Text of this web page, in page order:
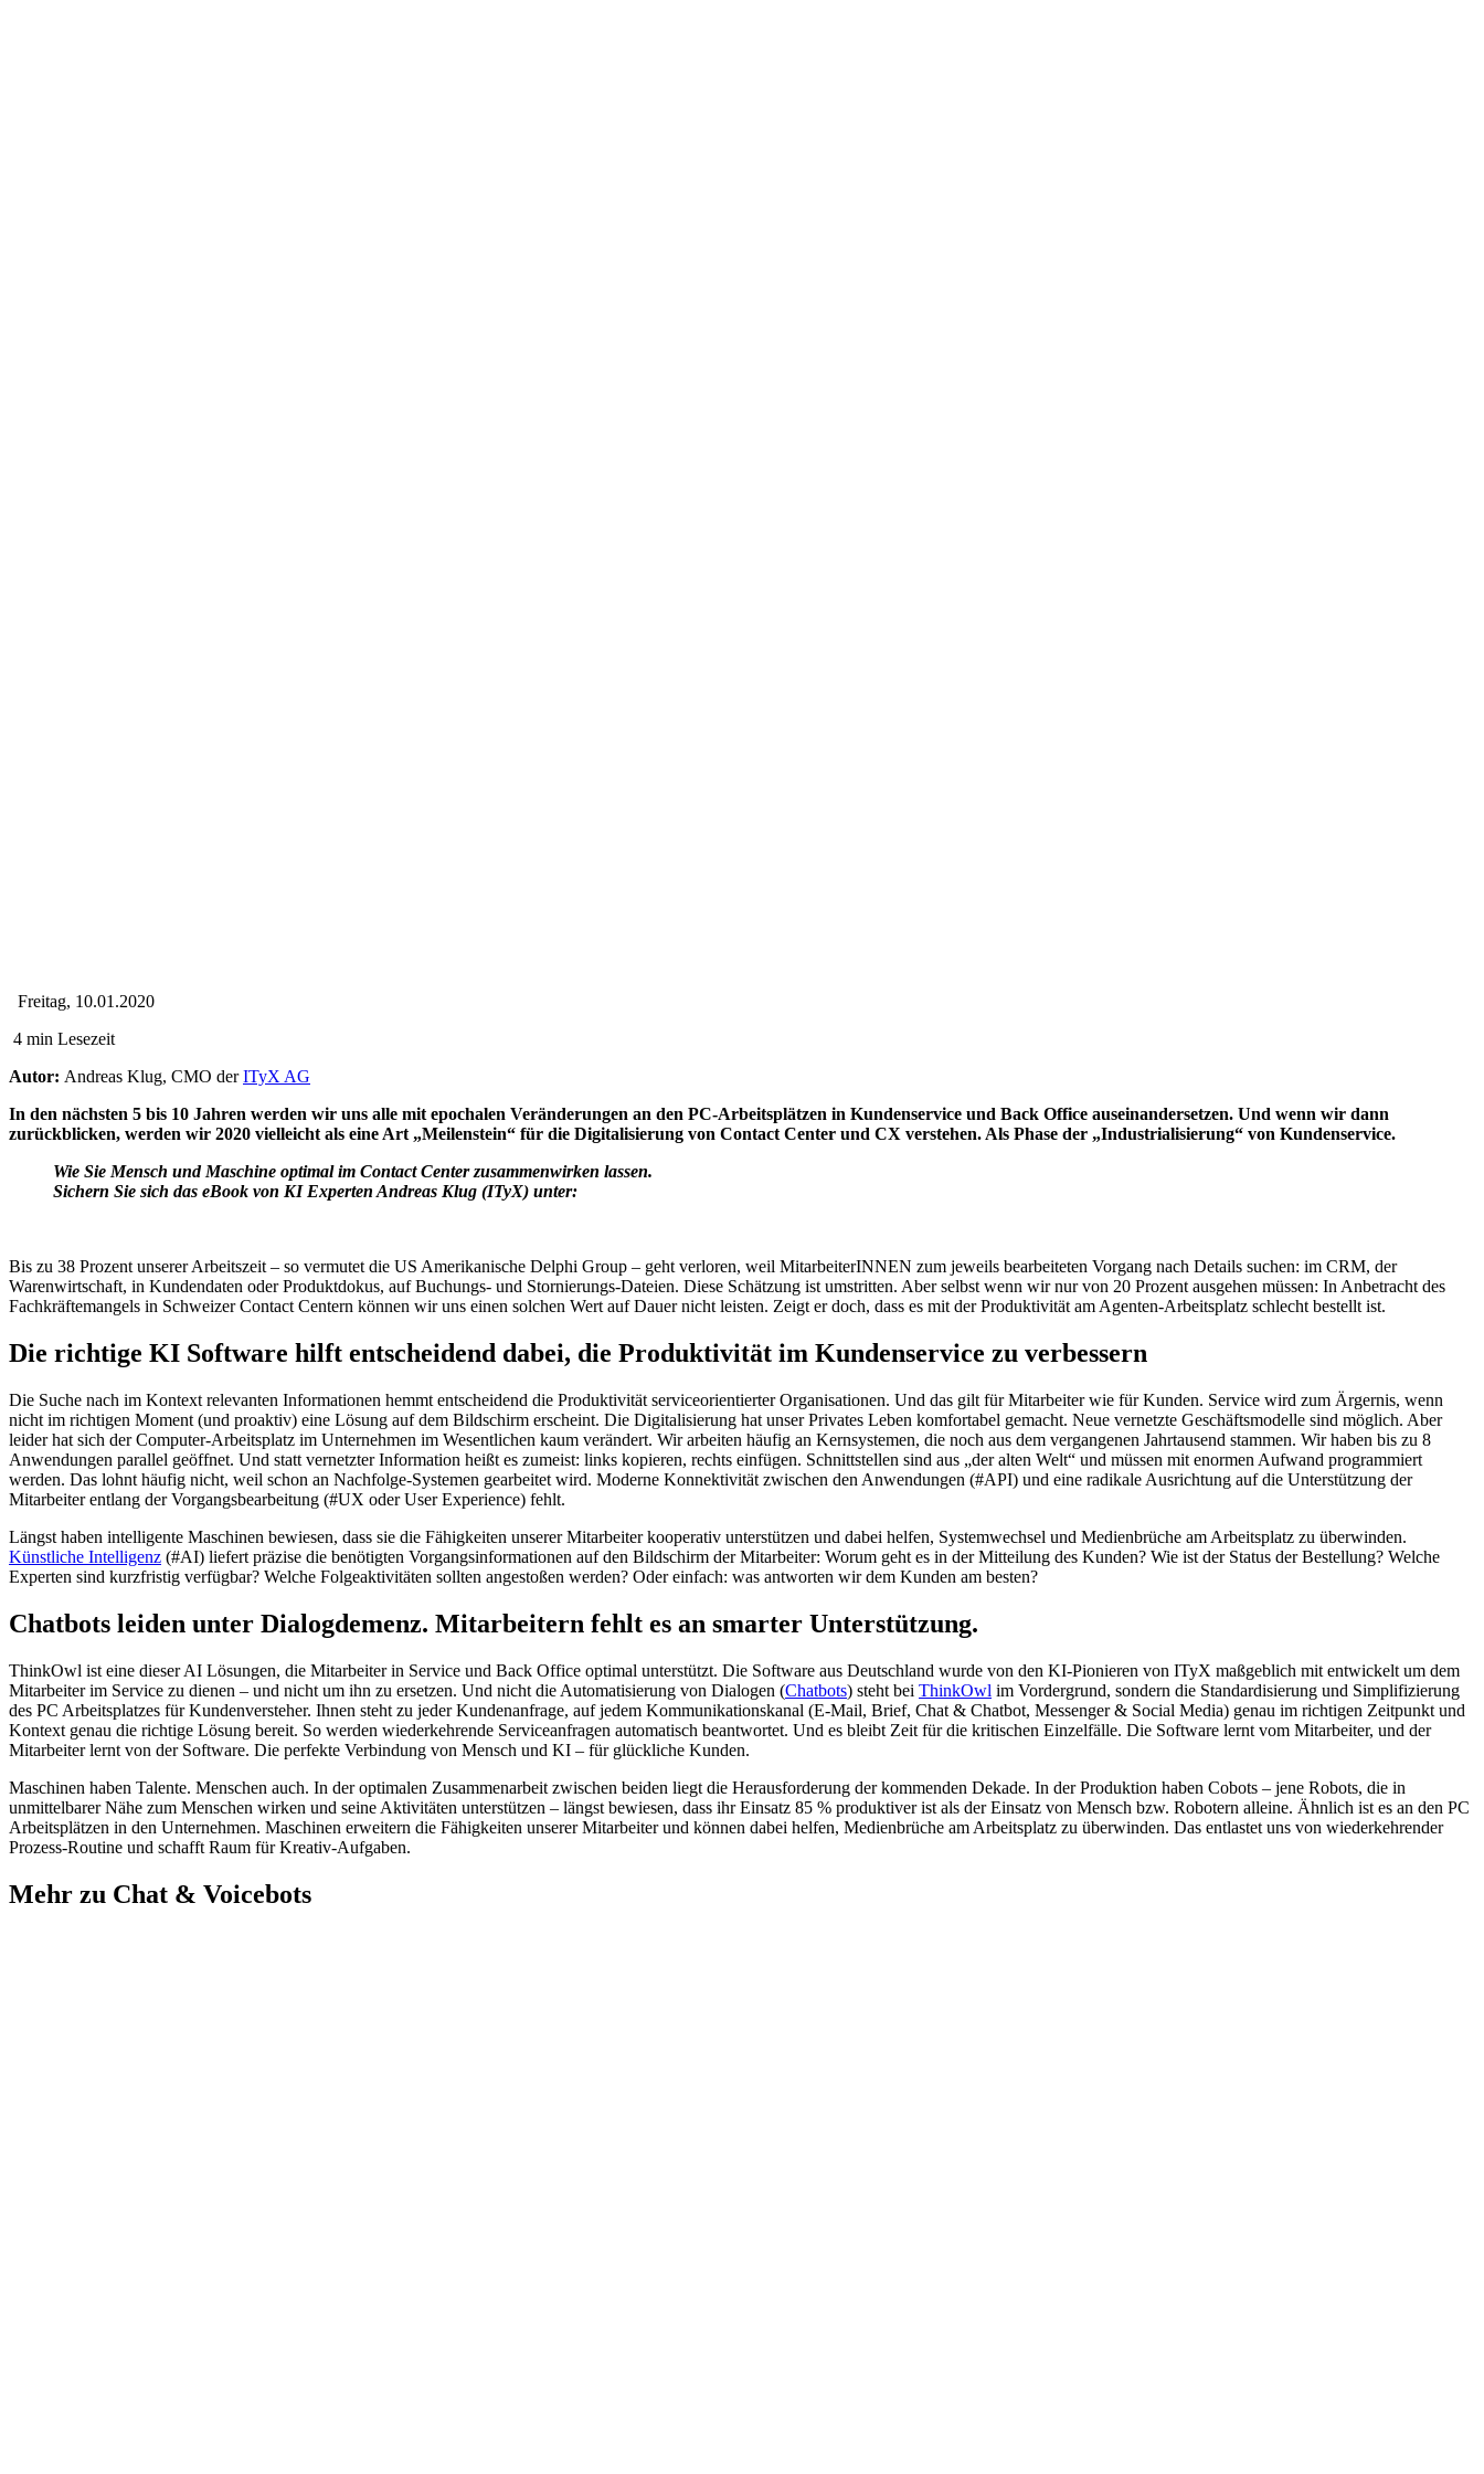
Freitag, 10.01.2020
4 min Lesezeit
Autor: Andreas Klug, CMO derITyX AG
In den nächsten 5 bis 10 Jahren werden wir uns alle mit epochalen Veränderungen an den PC-Arbeitsplätzen in Kundenservice und Back Office auseinandersetzen. Und wenn wir dann
zurückblicken, werden wir 2020 vielleicht als eine Art „Meilenstein“ für die Digitalisierung von Contact Center und CX verstehen. Als Phase der „Industrialisierung“ von Kundenservice.
Wie Sie Mensch und Maschine optimal im Contact Center zusammenwirken lassen.
Sichern Sie sich das eBook von KI Experten Andreas Klug (ITyX) unter:
Bis zu 38 Prozent unserer Arbeitszeit – so vermutet die US Amerikanische Delphi Group – geht verloren, weil MitarbeiterINNEN zum jeweils bearbeiteten Vorgang nach Details suchen: im CRM, der
Warenwirtschaft, in Kundendaten oder Produktdokus, auf Buchungs- und Stornierungs-Dateien. Diese Schätzung ist umstritten. Aber selbst wenn wir nur von 20 Prozent ausgehen müssen: In Anbetracht des
Fachkräftemangels in Schweizer Contact Centern können wir uns einen solchen Wert auf Dauer nicht leisten. Zeigt er doch, dass es mit der Produktivität am Agenten-Arbeitsplatz schlecht bestellt ist.
Die richtige KI Software hilft entscheidend dabei, die Produktivität im Kundenservice zu verbessern
Die Suche nach im Kontext relevanten Informationen hemmt entscheidend die Produktivität serviceorientierter Organisationen. Und das gilt für Mitarbeiter wie für Kunden. Service wird zum Ärgernis, wenn
nicht im richtigen Moment (und proaktiv) eine Lösung auf dem Bildschirm erscheint. Die Digitalisierung hat unser Privates Leben komfortabel gemacht. Neue vernetzte Geschäftsmodelle sind möglich. Aber
leider hat sich der Computer-Arbeitsplatz im Unternehmen im Wesentlichen kaum verändert. Wir arbeiten häufig an Kernsystemen, die noch aus dem vergangenen Jahrtausend stammen. Wir haben bis zu 8
Anwendungen parallel geöffnet. Und statt vernetzter Information heißt es zumeist: links kopieren, rechts einfügen. Schnittstellen sind aus „der alten Welt“ und müssen mit enormen Aufwand programmiert
werden. Das lohnt häufig nicht, weil schon an Nachfolge-Systemen gearbeitet wird. Moderne Konnektivität zwischen den Anwendungen (#API) und eine radikale Ausrichtung auf die Unterstützung der
Mitarbeiter entlang der Vorgangsbearbeitung (#UX oder User Experience) fehlt.
Längst haben intelligente Maschinen bewiesen, dass sie die Fähigkeiten unserer Mitarbeiter kooperativ unterstützen und dabei helfen, Systemwechsel und Medienbrüche am Arbeitsplatz zu überwinden.
Künstliche Intelligenz (#AI) liefert präzise die benötigten Vorgangsinformationen auf den Bildschirm der Mitarbeiter: Worum geht es in der Mitteilung des Kunden? Wie ist der Status der Bestellung? Welche
Experten sind kurzfristig verfügbar? Welche Folgeaktivitäten sollten angestoßen werden? Oder einfach: was antworten wir dem Kunden am besten?
Chatbots leiden unter Dialogdemenz. Mitarbeitern fehlt es an smarter Unterstützung.
ThinkOwl ist eine dieser AI Lösungen, die Mitarbeiter in Service und Back Office optimal unterstützt. Die Software aus Deutschland wurde von den KI-Pionieren von ITyX maßgeblich mit entwickelt um dem
Mitarbeiter im Service zu dienen – und nicht um ihn zu ersetzen. Und nicht die Automatisierung von Dialogen (Chatbots) steht bei ThinkOwl im Vordergrund, sondern die Standardisierung und Simplifizierung
des PC Arbeitsplatzes für Kundenversteher. Ihnen steht zu jeder Kundenanfrage, auf jedem Kommunikationskanal (E-Mail, Brief, Chat & Chatbot, Messenger & Social Media) genau im richtigen Zeitpunkt und
Kontext genau die richtige Lösung bereit. So werden wiederkehrende Serviceanfragen automatisch beantwortet. Und es bleibt Zeit für die kritischen Einzelfälle. Die Software lernt vom Mitarbeiter, und der
Mitarbeiter lernt von der Software. Die perfekte Verbindung von Mensch und KI – für glückliche Kunden.
Maschinen haben Talente. Menschen auch. In der optimalen Zusammenarbeit zwischen beiden liegt die Herausforderung der kommenden Dekade. In der Produktion haben Cobots – jene Robots, die in
unmittelbarer Nähe zum Menschen wirken und seine Aktivitäten unterstützen – längst bewiesen, dass ihr Einsatz 85 % produktiver ist als der Einsatz von Mensch bzw. Robotern alleine. Ähnlich ist es an den PC
Arbeitsplätzen in den Unternehmen. Maschinen erweitern die Fähigkeiten unserer Mitarbeiter und können dabei helfen, Medienbrüche am Arbeitsplatz zu überwinden. Das entlastet uns von wiederkehrender
Prozess-Routine und schafft Raum für Kreativ-Aufgaben.
Mehr zu Chat & Voicebots